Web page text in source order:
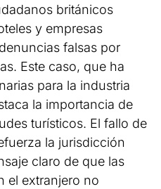
británicos
y empresas
falsas por
Este caso, que ha
para la industria
la importancia de
turísticos. El fallo de
la jurisdicción
claro de que las
el extranjero no